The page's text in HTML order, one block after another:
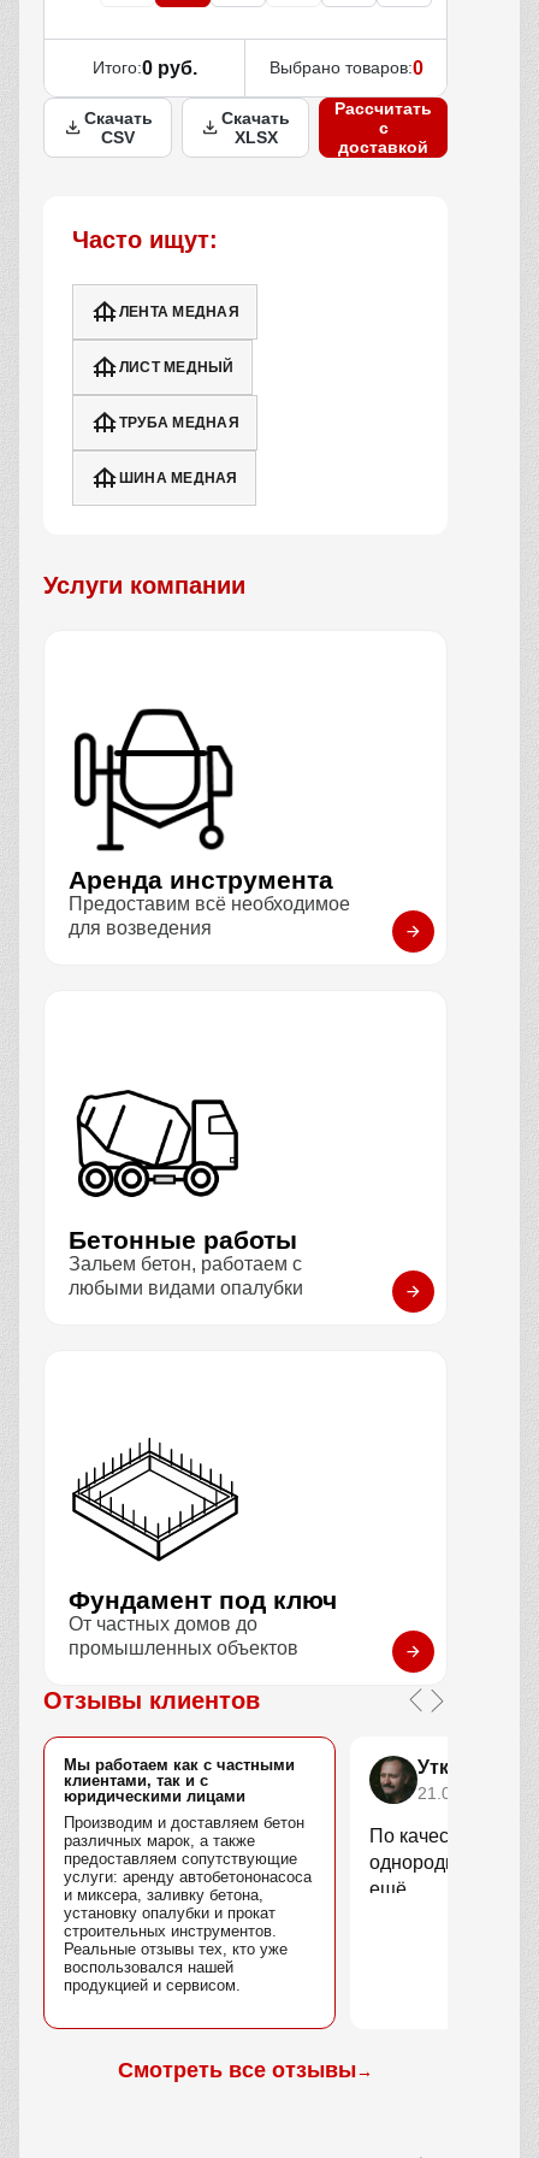
Итого:0 руб. Выбрано товаров:0
Скачать
CSV
Скачать
XLSX
Рассчитать
с
доставкой
Часто ищут:
ЛЕНТА МЕДНАЯ
ЛИСТ МЕДНЫЙ
ТРУБА МЕДНАЯ
ШИНА МЕДНАЯ
Услуги компании
Аренда инструмента
Предоставим всё необходимое
для возведения
Бетонные работы
Зальем бетон, работаем с
любыми видами опалубки
Фундамент под ключ
От частных домов до
промышленных объектов
Отзывы клиентов
Мы работаем как с частными
клиентами, так и с
юридическими лицами
Производим и доставляем бетон
различных марок, а также
предоставляем сопутствующие
услуги: аренду автобетононасоса
и миксера, заливку бетона,
установку опалубки и прокат
строительных инструментов.
Реальные отзывы тех, кто уже
воспользовался нашей
продукцией и сервисом.
Уткин
21.04.2025
По качеству
однородный, без
ещё.
Смотреть все отзывы→